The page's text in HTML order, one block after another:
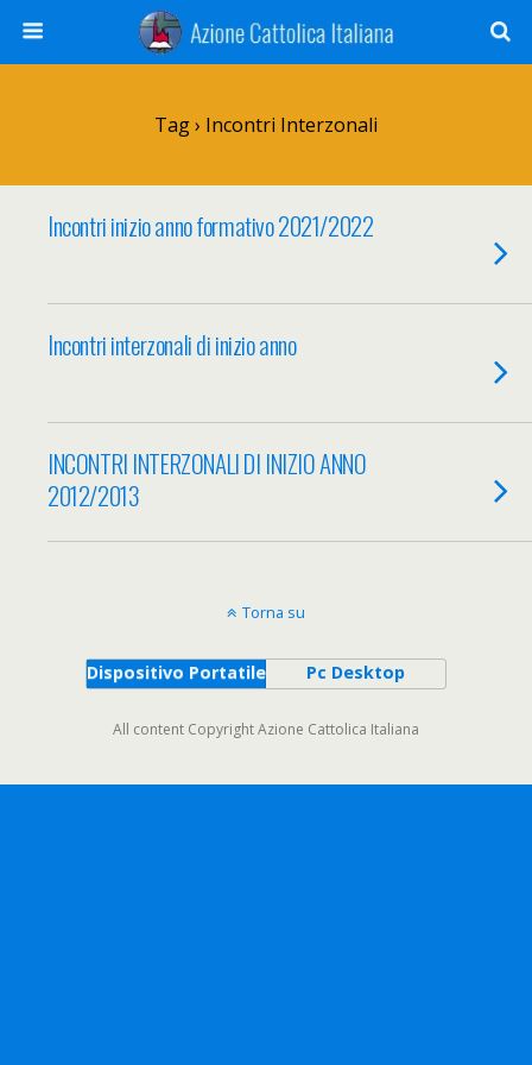
Tag › Incontri Interzonali
Incontri inizio anno formativo 2021/2022
Incontri interzonali di inizio anno
INCONTRI INTERZONALI DI INIZIO ANNO
2012/2013
Torna su
Dispositivo Portatile Pc Desktop
All content Copyright Azione Cattolica Italiana